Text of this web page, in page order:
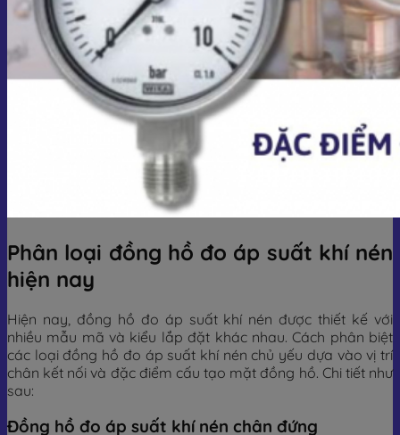
Phân loại đồng hồ đo áp suất khí nén
hiện nay
Hiện nay, đồng hồ đo áp suất khí nén được thiết kế với
nhiều mẫu mã và kiểu lắp đặt khác nhau. Cách phân biệt
các loại đồng hồ đo áp suất khí nén chủ yếu dựa vào vị trí
chân kết nối và đặc điểm cấu tạo mặt đồng hồ. Chi tiết như
sau:
Đồng hồ đo áp suất khí nén chân đứng